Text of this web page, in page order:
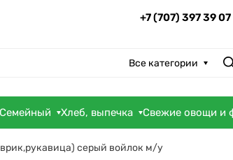
+7 (707) 397 39 07
Все категории
Хлеб, выпечка Свежие овощи и
серый войлок м/у